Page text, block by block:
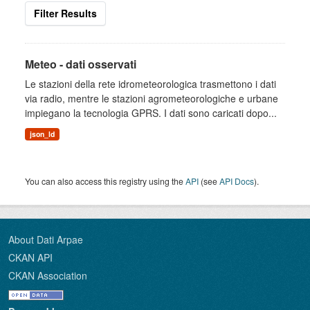
Filter Results
Meteo - dati osservati
Le stazioni della rete idrometeorologica trasmettono i dati
via radio, mentre le stazioni agrometeorologiche e urbane
impiegano la tecnologia GPRS. I dati sono caricati dopo...
json_ld
You can also access this registry using theAPI (seeAPI Docs).
About Dati Arpae
CKAN API
CKAN Association